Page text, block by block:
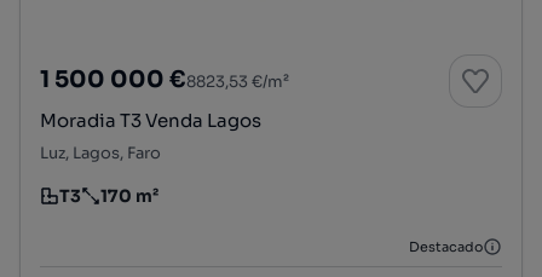
1 500 000 €8823,53 €/m²
Moradia T3 Venda Lagos
Luz, Lagos, Faro
Tipologia
T3
Preço por metro quadrado
170 m²
Destacado